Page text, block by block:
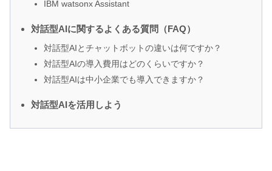
IBM watsonx Assistant
対話型AIに関するよくある質問（FAQ）
対話型AIとチャットボットの違いは何ですか？
対話型AIの導入費用はどのくらいですか？
対話型AIは中小企業でも導入できますか？
対話型AIを活用しよう